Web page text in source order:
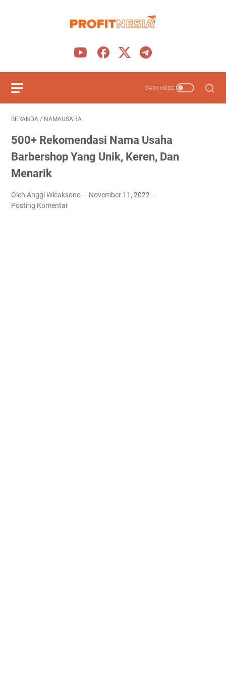
BERANDA / NAMAUSAHA
500+ Rekomendasi Nama Usaha
Barbershop Yang Unik, Keren, Dan
Menarik
Oleh Anggi Wicaksono
November 11, 2022
Posting Komentar